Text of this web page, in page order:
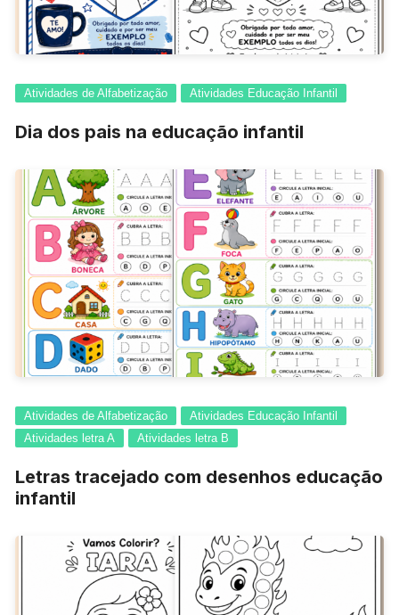
Atividades de Alfabetização Atividades Educação Infantil
Dia dos pais na educação infantil
Atividades de Alfabetização
Atividades Educação Infantil
Atividades letra A
Atividades letra B
Letras tracejado com desenhos educação
infantil